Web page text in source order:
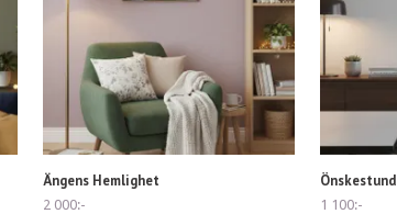
Ängens Hemlighet
2 000:-
Önskestund
1 100:-